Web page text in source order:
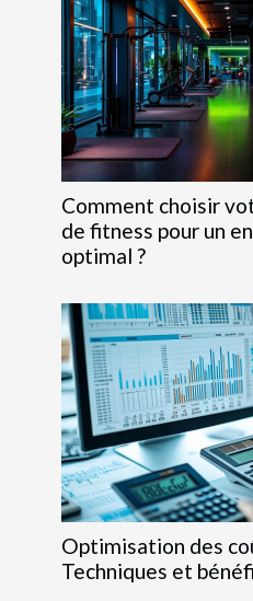
Comment choisir
de fitness pour un
optimal ?
Optimisation des
Techniques et